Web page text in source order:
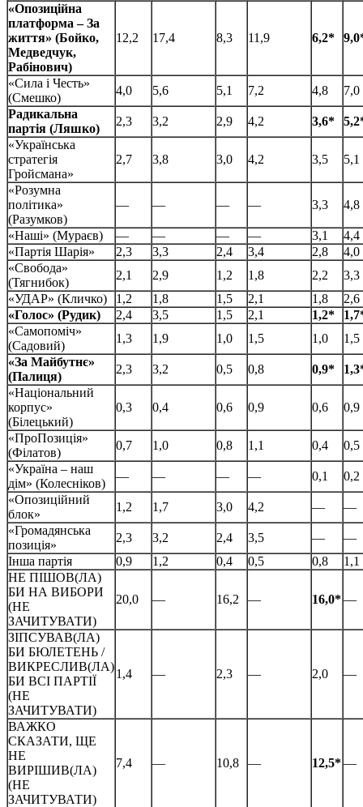
«Опозиційна
платформа – За
життя» (Бойко,
Медведчук,
Рабінович)
12,2 17,4 8,3 11,9 6,2*
«Сила і Честь»
(Смешко)
4,0 5,6 5,1 7,2 4,8
7,0
Радикальна
партія (Ляшко)
2,3 3,2 2,9 4,2 3,6*
«Українська
стратегія
Гройсмана»
2,7 3,8 3,0 4,2 3,5 5,1
«Розумна
політика»
(Разумков)
— — — — 3,3 4,8
«Наші» (Мураєв) — — — — 3,1
4,4
«Партія Шарія»
2,3 3,3 2,4 3,4 2,8
4,0
«Свобода»
(Тягнибок)
2,1 2,9 1,2 1,8 2,2
3,3
«УДАР» (Кличко)
1,2 1,8 1,5 2,1 1,8
2,6
«Голос» (Рудик)
2,4 3,5 1,5 2,1 1,2*
«Самопоміч»
(Садовий)
1,3 1,9 1,0 1,5 1,0
1,5
«За Майбутнє»
(Палиця)
2,3 3,2 0,5 0,8 0,9*
«Національний
корпус»
(Білецький)
0,3 0,4 0,6 0,9 0,6 0,9
«ПроПозиція»
(Філатов)
0,7 1,0 0,8 1,1 0,4
0,5
«Україна – наш
дім» (Колесніков)
— — — — 0,1
0,2
«Опозиційний
блок»
1,2 1,7 3,0 4,2 —
—
«Громадянська
позиція»
2,3 3,2 2,4 3,5 —
—
Інша партія
0,9 1,2 0,4 0,5 0,8
1,1
НЕ ПІШОВ(ЛА)
БИ НА ВИБОРИ
(НЕ
ЗАЧИТУВАТИ)
20,0 — 16,2 — 16,0*—
ЗІПСУВАВ(ЛА)
БИ БЮЛЕТЕНЬ /
ВИКРЕСЛИВ(ЛА)
БИ ВСІ ПАРТІЇ
(НЕ
ЗАЧИТУВАТИ)
1,4 — 2,3 — 2,0 —
ВАЖКО
СКАЗАТИ, ЩЕ
НЕ
ВИРІШИВ(ЛА)
(НЕ
ЗАЧИТУВАТИ)
7,4 — 10,8 — 12,5*—